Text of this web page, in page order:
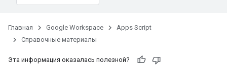
Главная Google Workspace
Apps Script
Справочные материалы
Эта информация оказалась полезной?